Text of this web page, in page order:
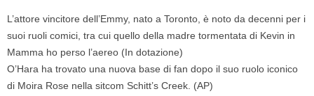
L’attore vincitore dell’Emmy, nato a Toronto, è noto da decenni per i
suoi ruoli comici, tra cui quello della madre tormentata di Kevin in
Mamma ho perso l’aereo (In dotazione)
O’Hara ha trovato una nuova base di fan dopo il suo ruolo iconico
di Moira Rose nella sitcom Schitt’s Creek. (AP)